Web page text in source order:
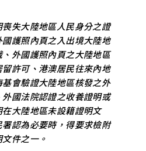
失大陸地區人民身分之證
護照內頁之入出境大陸地
、外國護照內頁之大陸地區
許可、港澳居民往來內地
會驗證大陸地區核發之外
國法院認證之收養證明或
大陸地區未設籍證明文
署認為必要時，得要求檢附
件之一。